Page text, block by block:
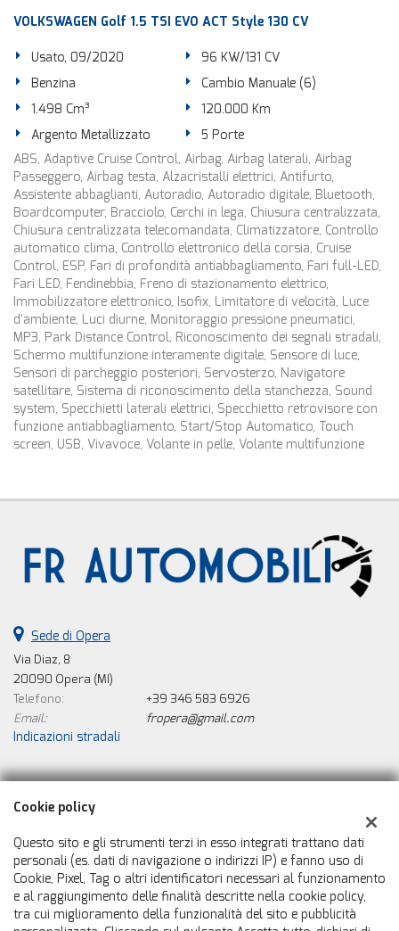
VOLKSWAGEN Golf 1.5 TSI EVO ACT Style 130 CV
Usato, 09/2020
96 KW/131 CV
Benzina
Cambio Manuale (6)
1.498 Cm³
120.000 Km
Argento Metallizzato
5 Porte
ABS, Adaptive Cruise Control, Airbag, Airbag laterali, Airbag
Passeggero, Airbag testa, Alzacristalli elettrici, Antifurto,
Assistente abbaglianti, Autoradio, Autoradio digitale, Bluetooth,
Boardcomputer, Bracciolo, Cerchi in lega, Chiusura centralizzata,
Chiusura centralizzata telecomandata, Climatizzatore, Controllo
automatico clima, Controllo elettronico della corsia, Cruise
Control, ESP, Fari di profondità antiabbagliamento, Fari full-LED,
Fari LED, Fendinebbia, Freno di stazionamento elettrico,
Immobilizzatore elettronico, Isofix, Limitatore di velocità, Luce
d'ambiente, Luci diurne, Monitoraggio pressione pneumatici,
MP3, Park Distance Control, Riconoscimento dei segnali stradali,
Schermo multifunzione interamente digitale, Sensore di luce,
Sensori di parcheggio posteriori, Servosterzo, Navigatore
satellitare, Sistema di riconoscimento della stanchezza, Sound
system, Specchietti laterali elettrici, Specchietto retrovisore con
funzione antiabbagliamento, Start/Stop Automatico, Touch
screen, USB, Vivavoce, Volante in pelle, Volante multifunzione
Sede di Opera
Via Diaz, 8
20090 Opera (MI)
Telefono:
+39 346 583 6926
Email:
fropera@gmail.com
Indicazioni stradali
Dati fiscali:
Fr Automobili Srl
Via Diaz, 8, Opera (MI)
C.F/P.IVA:08274600967
Registro delle imprese:MI
Cookie policy
Questo sito e gli strumenti terzi in esso integrati trattano dati
personali (es. dati di navigazione o indirizzi IP) e fanno uso di
Cookie, Pixel, Tag o altri identificatori necessari al funzionamento
e al raggiungimento delle finalità descritte nella cookie policy,
tra cui miglioramento della funzionalità del sito e pubblicità